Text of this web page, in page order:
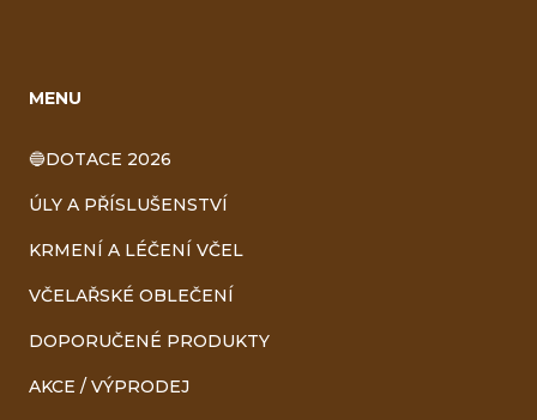
MENU
🔵DOTACE 2026
ÚLY A PŘÍSLUŠENSTVÍ
KRMENÍ A LÉČENÍ VČEL
VČELAŘSKÉ OBLEČENÍ
DOPORUČENÉ PRODUKTY
AKCE / VÝPRODEJ